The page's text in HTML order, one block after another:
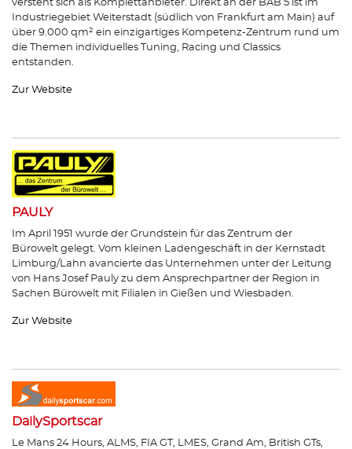
versteht sich als Komplettanbieter. Direkt an der BAB 5 ist im
Industriegebiet Weiterstadt (südlich von Frankfurt am Main) auf
über 9.000 qm² ein einzigartiges Kompetenz-Zentrum rund um
die Themen individuelles Tuning, Racing und Classics
entstanden.
Zur Website
PAULY
Im April 1951 wurde der Grundstein für das Zentrum der
Bürowelt gelegt. Vom kleinen Ladengeschäft in der Kernstadt
Limburg/Lahn avancierte das Unternehmen unter der Leitung
von Hans Josef Pauly zu dem Ansprechpartner der Region in
Sachen Bürowelt mit Filialen in Gießen und Wiesbaden.
Zur Website
DailySportscar
Le Mans 24 Hours, ALMS, FIA GT, LMES, Grand Am, British GTs,